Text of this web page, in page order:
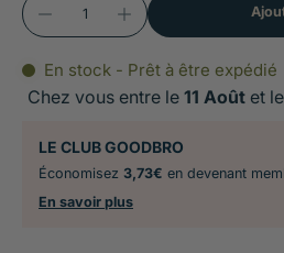
En stock - Prêt à être expédié
Chez vous entre le 11 Août et le
LE CLUB GOODBRO
Économisez 3,73€ en devenant
En savoir plus